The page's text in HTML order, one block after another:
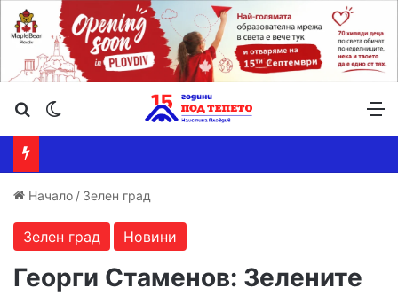
Търсене ...
Начало / Зелен град
Зелен град Новини
Георги Стаменов: Зелените